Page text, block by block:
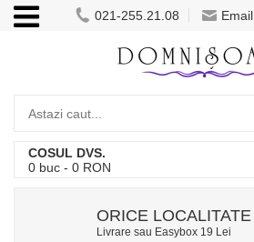
021-255.21.08 Email
COSUL DVS.
0 buc - 0 RON
ORICE LOCALITATE
Livrare sau Easybox 19 Lei